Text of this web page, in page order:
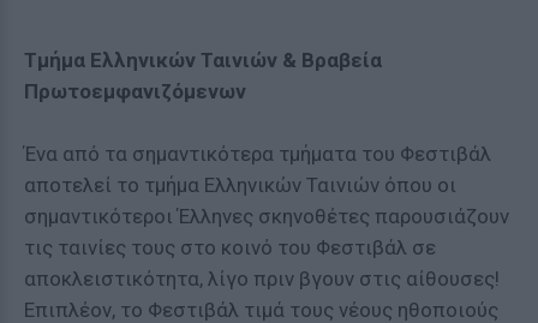
Τμήμα Ελληνικών Ταινιών & Βραβεία
Πρωτοεμφανιζόμενων
Ένα από τα σημαντικότερα τμήματα του Φεστιβάλ
αποτελεί το τμήμα Ελληνικών Ταινιών όπου οι
σημαντικότεροι Έλληνες σκηνοθέτες παρουσιάζουν
τις ταινίες τους στο κοινό του Φεστιβάλ σε
αποκλειστικότητα, λίγο πριν βγουν στις αίθουσες!
Επιπλέον, το Φεστιβάλ τιμά τους νέους ηθοποιούς